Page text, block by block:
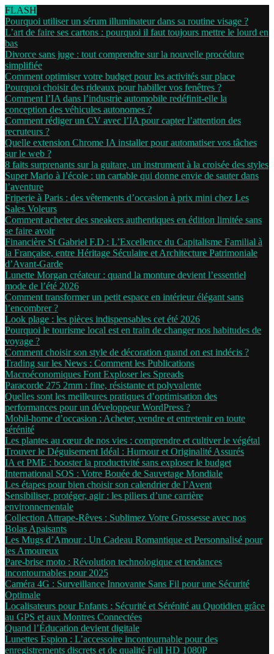
FLASH
Pourquoi utiliser un sérum illuminateur dans sa routine visage ?
L’art de faire ses cartons : pourquoi il faut toujours mettre le lourd en
bas
Divorce sans juge : tout comprendre sur la nouvelle procédure
simplifiée
Comment optimiser votre budget pour les activités sur place
Pourquoi choisir des rideaux pour habiller vos fenêtres ?
Comment l’IA dans l’industrie automobile redéfinit-elle la
conception des véhicules autonomes ?
Comment rédiger un CV avec l’IA pour capter l’attention des
recruteurs ?
Quelle extension Chrome IA installer pour automatiser vos tâches
sur le web ?
8 faits surprenants sur la guitare, un instrument à la croisée des styles
Super Mario à l’école : un cartable qui donne envie de sauter dans
l’aventure
Friperie à Paris : des vêtements d’occasion à prix mini chez Les
Sales Voleurs
Comment acheter des sneakers authentiques en édition limitée sans
se faire avoir
Financière St Gabriel F.D : L’Excellence du Capitalisme Familial à
la Française, entre Héritage Séculaire et Architecture Patrimoniale
d’Avant-Garde
Lunette Morgan créateur : quand la monture devient l’essentiel
mode de l’été 2026
Comment transformer un petit espace en intérieur élégant sans
l’encombrer ?
Look plage : les pièces indispensables cet été 2026
Pourquoi le tourisme local est en train de changer nos habitudes de
voyage ?
Comment choisir son style de décoration quand on est indécis ?
Trading sur les News : Comment les Publications
Macroéconomiques Font Exploser les Spreads
Paracorde 275 2mm : fine, résistante et polyvalente
Quelles sont les meilleures pratiques d’optimisation des
performances pour un développeur WordPress ?
Mobil-home d’occasion : Acheter, vendre et entretenir en toute
sérénité
Les plantes au cœur de nos vies : comprendre et cultiver le végétal
Trouver le Déguisement Idéal : Humour et Originalité Assurés
IA et PME : booster la productivité sans exploser le budget
International SOS : Votre Bouée de Sauvetage Mondiale
Les étapes pour bien choisir son calendrier de l’Avent
Sensibiliser, protéger, agir : les piliers d’une carrière
environnementale
Collection Attrape-Rêves : Sublimez Votre Grossesse avec nos
Bolas Apaisants
Les Mugs d’Amour : Un Cadeau Romantique et Personnalisé pour
les Amoureux
Pare-brise moto : Révolution technologique et tendances
incontournables pour 2025
Caméra 4G : Surveillance Innovante Sans Fil pour une Sécurité
Optimale
Localisateurs pour Enfants : Sécurité et Sérénité au Quotidien grâce
au GPS et aux Montres Connectées
Quand l’Éducation devient digitale
Lunettes Espion : L’accessoire incontournable pour des
enregistrements discrets et de qualité Full HD 1080P